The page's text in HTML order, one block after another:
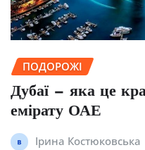
ПОДОРОЖІ
Дубаї — яка це
емірату ОАЕ
Ірина Костюковська